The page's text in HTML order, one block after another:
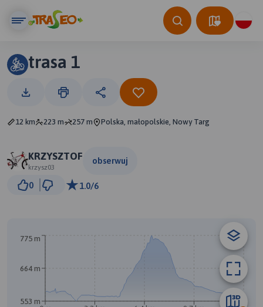
trasa 1
12 km 223 m 257 m Polska, małopolskie, Nowy Targ
KRZYSZTOF
krzysz03
obserwuj
0 1.0/6
553 m
664 m
775 m